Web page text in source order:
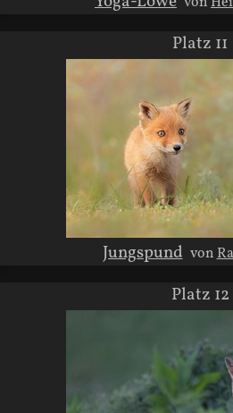
Platz 11
Jungspund von
Platz 12